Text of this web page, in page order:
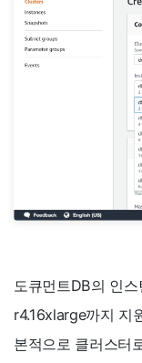
도큐먼트DB의 인
r4.16xlarge까지 지
본적으로 클러스터